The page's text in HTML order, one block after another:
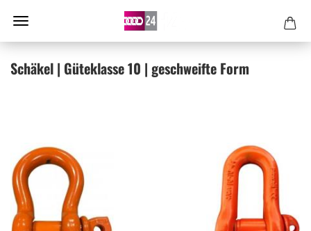
Schä­kel | Gü­te­klas­se 10 | ge­schweif­te Form